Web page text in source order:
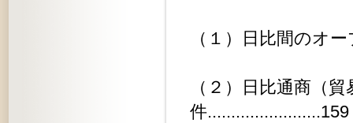
（１）日比間のオ
（２）日比通商（
件........................159